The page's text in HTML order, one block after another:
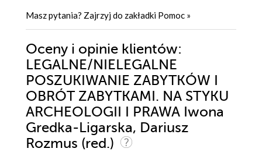
Masz pytania? Zajrzyj do zakładki Pomoc »
Oceny i opinie klientów:
LEGALNE/NIELEGALNE
POSZUKIWANIE ZABYTKÓW I
OBRÓT ZABYTKAMI. NA STYKU
ARCHEOLOGII I PRAWA Iwona
Gredka-Ligarska, Dariusz
Rozmus (red.)